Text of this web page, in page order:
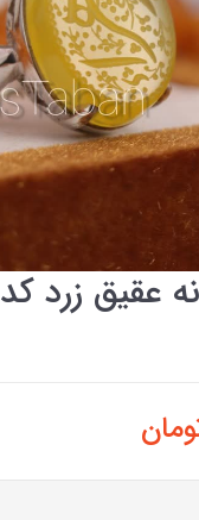
عقیق زرد کد 660